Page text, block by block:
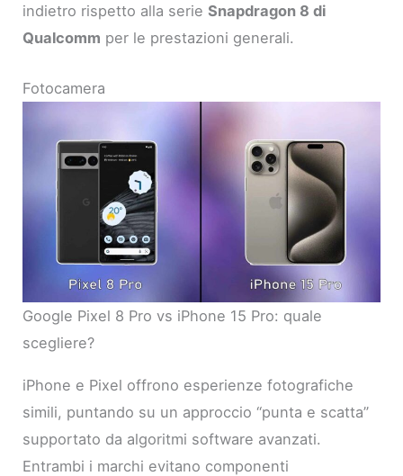
indietro rispetto alla serieSnapdragon 8 di
Qualcomm per le prestazioni generali.
Fotocamera
Google Pixel 8 Pro vs iPhone 15 Pro: quale
scegliere?
iPhone e Pixel offrono esperienze fotografiche
simili, puntando su un approccio “punta e scatta”
supportato da algoritmi software avanzati.
Entrambi i marchi evitano componenti